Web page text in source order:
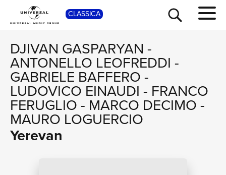
CLASSICA
DJIVAN GASPARYAN -
ANTONELLO LEOFREDDI -
GABRIELE BAFFERO-
LUDOVICO EINAUDI - FRANCO
FERUGLIO- MARCO DECIMO-
MAURO LOGUERCIO
Yerevan
SHOP